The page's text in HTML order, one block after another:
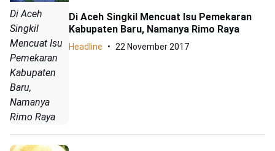
Di Aceh
Singkil
Mencuat Isu
Pemekaran
Kabupaten
Baru,
Namanya
Rimo Raya
Di Aceh Singkil Mencuat Isu Pemekaran
Kabupaten Baru, Namanya Rimo Raya
Headline 22 November 2017